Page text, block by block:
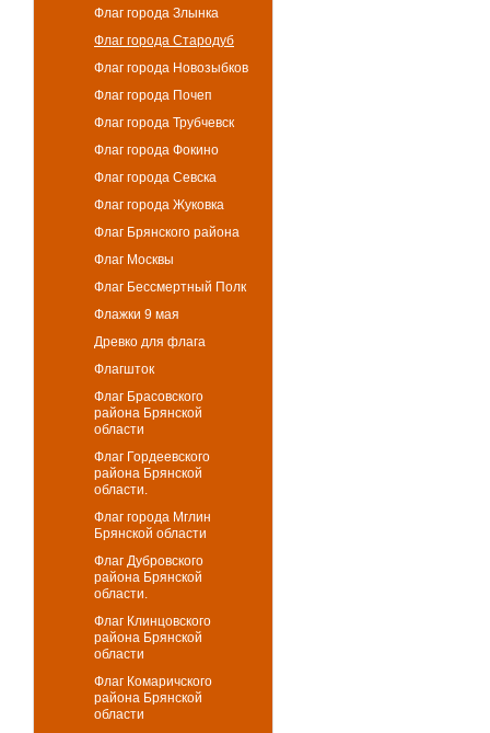
Флаг города Злынка
Флаг города Стародуб
Флаг города Новозыбков
Флаг города Почеп
Флаг города Трубчевск
Флаг города Фокино
Флаг города Севска
Флаг города Жуковка
Флаг Брянского района
Флаг Москвы
Флаг Бессмертный Полк
Флажки 9 мая
Древко для флага
Флагшток
Флаг Брасовского
района Брянской
области
Флаг Гордеевского
района Брянской
области.
Флаг города Мглин
Брянской области
Флаг Дубровского
района Брянской
области.
Флаг Клинцовского
района Брянской
области
Флаг Комаричского
района Брянской
области